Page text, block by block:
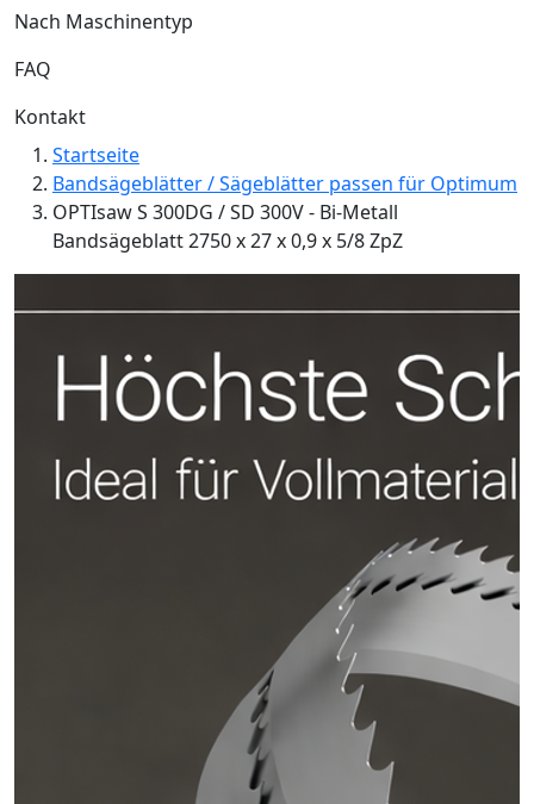
Nach Maschinentyp
FAQ
Kontakt
Startseite
Bandsägeblätter / Sägeblätter passen für Optimum
OPTIsaw S 300DG / SD 300V - Bi-Metall
Bandsägeblatt 2750 x 27 x 0,9 x 5/8 ZpZ